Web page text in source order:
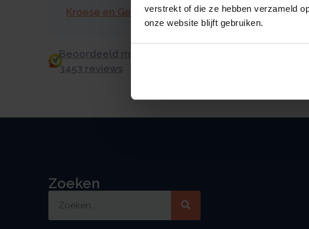
verstrekt of die ze hebben verzameld
onze website blijft gebruiken.
Kroese en Geraerts
Beoordeeld met een 9.0 uit 10 op basis van
3453 reviews
Zoeken